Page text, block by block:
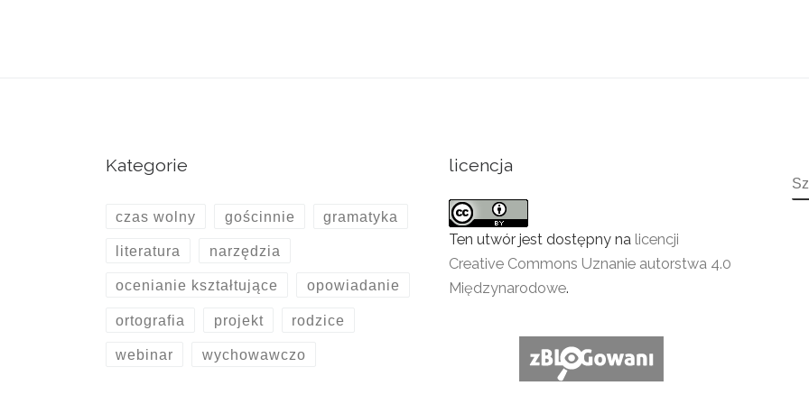
Kategorie
czas wolny gościnnie gramatyka
literatura narzędzia
ocenianie kształtujące opowiadanie
ortografia projekt rodzice
webinar wychowawczo
licencja
Ten utwór jest dostępny na licencji
Creative Commons Uznanie autorstwa 4.0
Międzynarodowe.